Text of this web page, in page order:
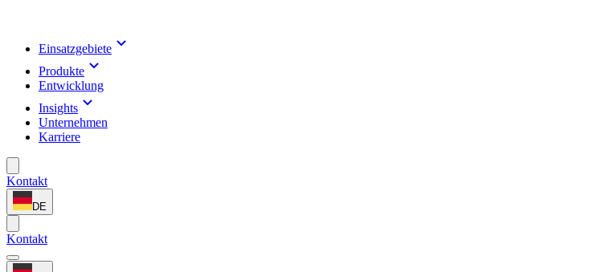
Einsatzgebiete
Produkte
Entwicklung
Insights
Unternehmen
Karriere
Kontakt
DE
Kontakt